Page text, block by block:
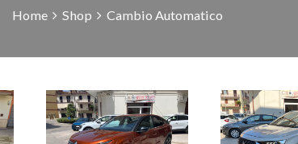
Home Shop Cambio Automatico